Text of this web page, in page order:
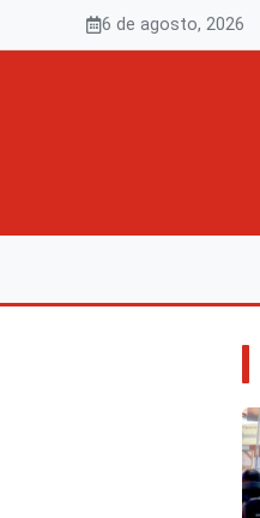
6 de agosto, 2026